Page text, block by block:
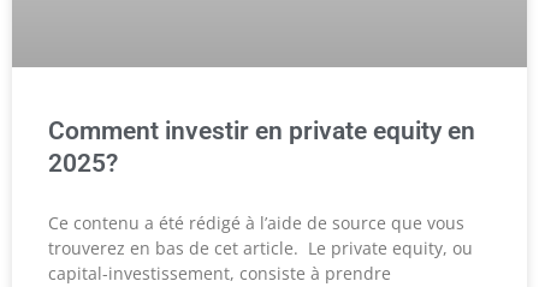
Comment investir en private equity en
2025?
Ce contenu a été rédigé à l’aide de source que vous
trouverez en bas de cet article. Le private equity, ou
capital-investissement, consiste à prendre